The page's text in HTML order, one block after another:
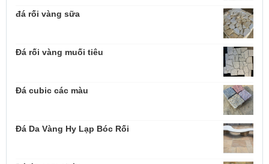
đá rối vàng sữa
Đá rối vàng muối tiêu
Đá cubic các màu
Đá Da Vàng Hy Lạp Bóc Rối